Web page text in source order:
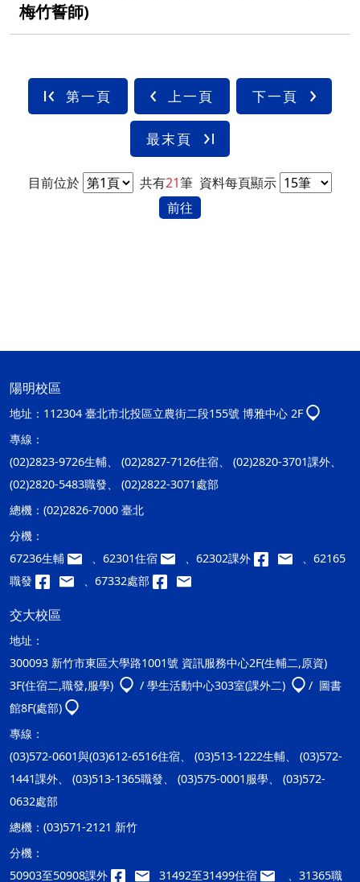
梅竹誓師)
第一頁 上一頁 下一頁
最末頁
目前位於 共有21筆 資料每頁顯示
前往
陽明校區
地址： 112304 臺北市北投區立農街二段155號 博雅中心 2F
專線：
(02)2823-9726生輔、 (02)2827-7126住宿、 (02)2820-3701課外、
(02)2820-5483職發、 (02)2822-3071處部
總機： (02)2826-7000 臺北
分機：
67236生輔
、62301住宿 、62302課外
、62165
職發
、67332處部
交大校區
地址：
300093 新竹市東區大學路1001號 資訊服務中心2F(生輔二,原資)
3F(住宿二,職發,服學)
/ 學生活動中心303室(課外二)
/ 圖書
館8F(處部)
專線：
(03)572-0601與(03)612-6516住宿、 (03)513-1222生輔、 (03)572-
1441課外、 (03)513-1365職發、 (03)575-0001服學、 (03)572-
0632處部
總機： (03)571-2121 新竹
分機：
50903至50908課外
31492至31499住宿 、31365職